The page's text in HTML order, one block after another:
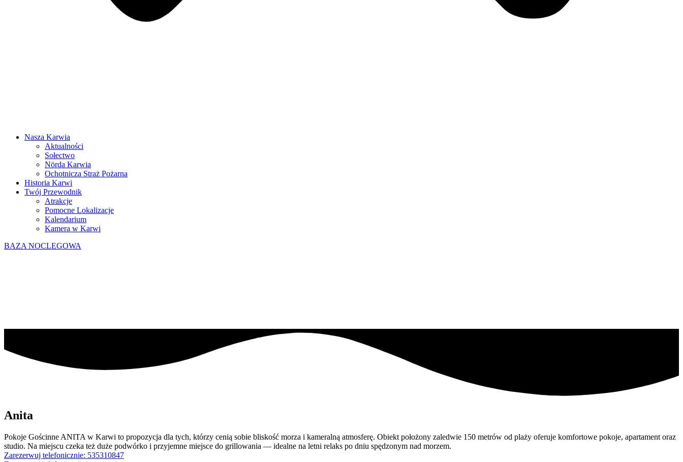
Nasza Karwia
Aktualności
Sołectwo
Nörda Karwia
Ochotnicza Straż Pożarna
Historia Karwi
Twój Przewodnik
Atrakcje
Pomocne Lokalizacje
Kalendarium
Kamera w Karwi
BAZA NOCLEGOWA
Anita
Pokoje Gościnne ANITA w Karwi to propozycja dla tych, którzy cenią sobie bliskość morza i kameralną atmosferę. Obiekt położony zaledwie 150 metrów od plaży oferuje komfortowe pokoje, apartament oraz
studio. Na miejscu czeka też duże podwórko i przyjemne miejsce do grillowania — idealne na letni relaks po dniu spędzonym nad morzem.
Zarezerwuj telefonicznie: 535310847